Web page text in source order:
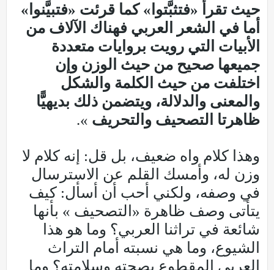
حيث تقرأ «فتثبَّتوا» كما قرئت «فتبيَّنوا»
أما في الشعر العربي فهناك الآلاف من
الأبيات التي رويت بروايات متعددة
جميعها صحيح من حيث الوزن وإن
اختلفت من حيث الكلمة والشكل
والمعنى والدلالة، ويتضمن ذلك بديهيًّا
ظاهرتا التصحيف والتحريف ».
وهذا كلام واه ضعيف، بل قل: إنه كلام لا
وزن له، وأمسك القلم عن الاسترسال
في وصفه، ولكني أحب أن أسأل: كيف
يتأتى وصف ظاهرة «التصحيف » بأنها
شائعة في تراثنا العربي؟ وما هو هذا
الشيوع، وما هي نسبته أمام التراث
العربي المقطوع بصحته وسلامته؟ وما